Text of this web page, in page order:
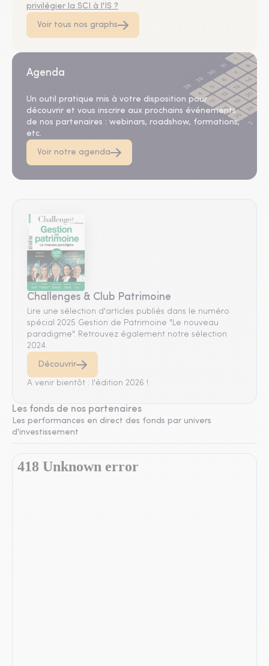
privilégier la SCI à l'IS ?
Voir tous nos graphs
Agenda
Un outil pratique mis à votre disposition pour
découvrir et vous inscrire aux prochains événements
de nos partenaires : webinars, roadshow, formations,
etc.
Voir notre agenda
Challenges & Club Patrimoine
Lire une sélection d'articles publiés dans le numéro
spécial 2025 Gestion de Patrimoine "Le nouveau
paradigme". Retrouvez également notre sélection
2024.
Découvrir
A venir bientôt : l'édition 2026 !
Les fonds de nos partenaires
Les performances en direct des fonds par univers
d'investissement